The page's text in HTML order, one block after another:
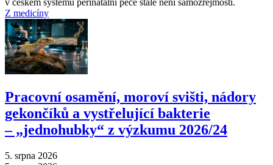
Z medicíny
Pracovní osamění, moroví svišti, nádory
gekončíků a vystřelující bakterie
–⁠ „jednohubky“ z výzkumu 2026/24
5. srpna 2026